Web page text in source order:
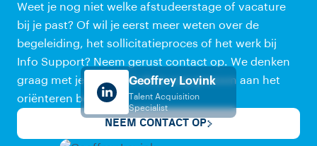
Weet je nog niet welke afstudeerstage of vacature
bij je past? Of wil je eerst meer weten over de
begeleiding, het sollicitatieproces of het werk bij
Info Support? Neem gerust contact op. We denken
graag met je mee, ook als je nog gewoon aan het
oriënteren bent.
NEEM CONTACT OP
Geoffrey Lovink
Talent Acquisition
Specialist